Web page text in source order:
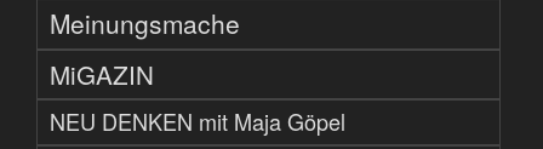
Meinungsmache
MiGAZIN
NEU DENKEN mit Maja Göpel